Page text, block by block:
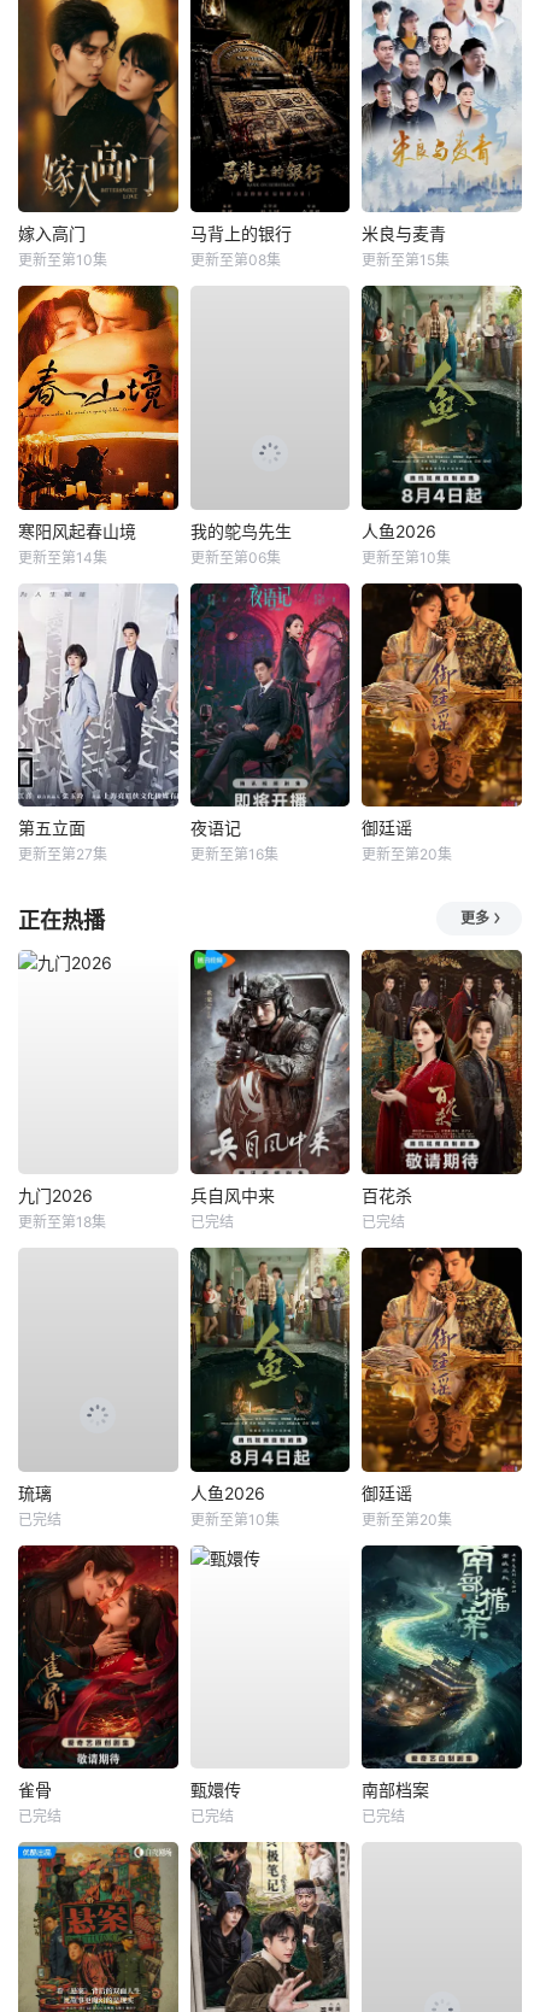
嫁入高门
更新至第10集
马背上的银行
更新至第08集
米良与麦青
更新至第15集
寒阳风起春山境
更新至第14集
我的鸵鸟先生
更新至第06集
人鱼2026
更新至第10集
第五立面
更新至第27集
夜语记
更新至第16集
御廷谣
更新至第20集
正在热播 更多
九门2026
更新至第18集
兵自风中来
已完结
百花杀
已完结
琉璃
已完结
人鱼2026
更新至第10集
御廷谣
更新至第20集
雀骨
已完结
甄嬛传
已完结
南部档案
已完结